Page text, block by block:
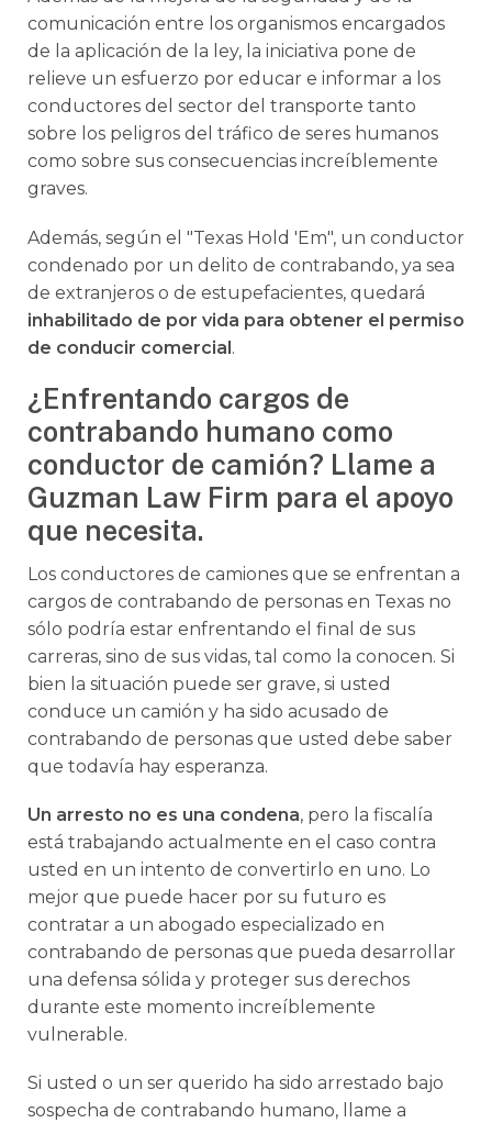
comunicación entre los organismos encargados
de la aplicación de la ley, la iniciativa pone de
relieve un esfuerzo por educar e informar a los
conductores del sector del transporte tanto
sobre los peligros del tráfico de seres humanos
como sobre sus consecuencias increíblemente
graves.
Además, según el "Texas Hold 'Em", un conductor
condenado por un delito de contrabando, ya sea
de extranjeros o de estupefacientes, quedará
inhabilitado de por vida para obtener el permiso
de conducir comercial.
¿Enfrentando cargos de
contrabando humano como
conductor de camión? Llame a
Guzman Law Firm para el apoyo
que necesita.
Los conductores de camiones que se enfrentan a
cargos de contrabando de personas en Texas no
sólo podría estar enfrentando el final de sus
carreras, sino de sus vidas, tal como la conocen. Si
bien la situación puede ser grave, si usted
conduce un camión y ha sido acusado de
contrabando de personas que usted debe saber
que todavía hay esperanza.
Un arresto no es una condena, pero la fiscalía
está trabajando actualmente en el caso contra
usted en un intento de convertirlo en uno. Lo
mejor que puede hacer por su futuro es
contratar a un abogado especializado en
contrabando de personas que pueda desarrollar
una defensa sólida y proteger sus derechos
durante este momento increíblemente
vulnerable.
Si usted o un ser querido ha sido arrestado bajo
sospecha de contrabando humano, llame a